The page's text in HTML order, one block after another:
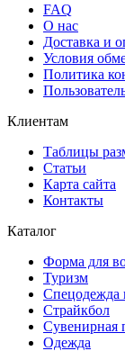
FAQ
О нас
Доставка и
Условия
Политика
Клиентам
Таблицы
Статьи
Карта сайта
Контакты
Каталог
Форма для
Туризм
Страйкбол
Сувенирная
Одежда